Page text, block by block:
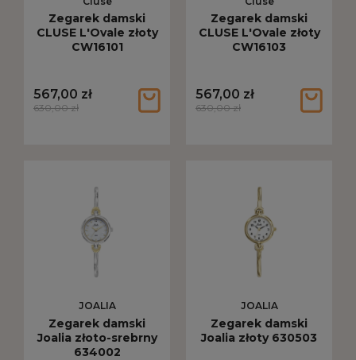
Zegarek damski
CLUSE L'Ovale złoty
CW16101
567,00 zł
630,00 zł
Zegarek damski
CLUSE L'Ovale złoty
CW16103
567,00 zł
630,00 zł
JOALIA
Zegarek damski
Joalia złoto-srebrny
634002
JOALIA
Zegarek damski
Joalia złoty 630503